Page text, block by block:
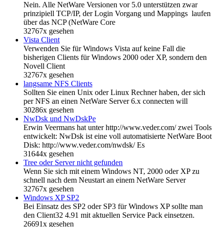
Nein. Alle NetWare Versionen vor 5.0 unterstützen zwar
prinzipiell TCP/IP, der Login Vorgang und Mappings laufen
über das NCP (NetWare Core
32767x gesehen
Vista Client
Verwenden Sie für Windows Vista auf keine Fall die
bisherigen Clients für Windows 2000 oder XP, sondern den
Novell Client
32767x gesehen
langsame NFS Clients
Sollten Sie einen Unix oder Linux Rechner haben, der sich
per NFS an einen NetWare Server 6.x connecten will
30286x gesehen
NwDsk und NwDskPe
Erwin Veermans hat unter http://www.veder.com/ zwei Tools
entwickelt: NwDsk ist eine voll automatisierte NetWare Boot
Disk: http://www.veder.com/nwdsk/ Es
31644x gesehen
Tree oder Server nicht gefunden
Wenn Sie sich mit einem Windows NT, 2000 oder XP zu
schnell nach dem Neustart an einem NetWare Server
32767x gesehen
Windows XP SP2
Bei Einsatz des SP2 oder SP3 für Windows XP sollte man
den Client32 4.91 mit aktuellen Service Pack einsetzen.
26691x gesehen